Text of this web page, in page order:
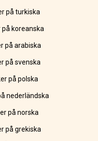
på turkiska
på koreanska
på arabiska
på svenska
på polska
nederländska
på norska
på grekiska